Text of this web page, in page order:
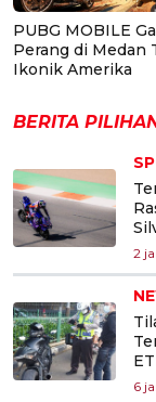
PUBG MOBILE
Perang di Medan
Ikonik Amerika
BERITA
2
6